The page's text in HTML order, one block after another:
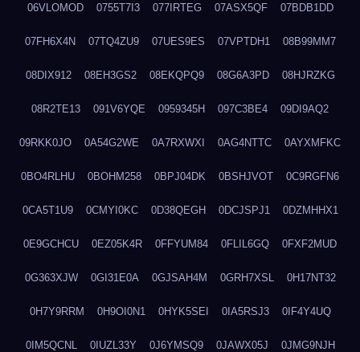
06VLOMOD 0755T7I3 077IRTEG 07ASX5QF 07BDB1DD
07FH6X4N 07TQ4ZU9 07UES9ES 07VPTDH1 08B99MM7
08DIX912 08EH3GS2 08EKQPQ9 08G6A3PD 08HJRZKG
08R2TE13 091V6YQE 0959345H 097C3BE4 09DI9AQ2
09RKK0JO 0A54G2WE 0A7RXWXI 0AG4NTTC 0AYXMFKC
0BO4RLHU 0BOHM258 0BPJ04DK 0BSHJVOT 0C9RGFN6
0CA5T1U9 0CMYI0KC 0D38QEGH 0DCJSPJ1 0DZMHHX1
0E9GCHCU 0EZ05K4R 0FFYUM84 0FLIL6GQ 0FXF2MUD
0G363XJW 0GI31E0A 0GJSAH4M 0GRH7XSL 0H17NT32
0H7Y9RRM 0H9OI0N1 0HYK5SEI 0IA5RSJ3 0IF4Y4UQ
0IM5QCNL 0IUZL33Y 0J6YMSQ9 0JAWX05J 0JMG9NJH